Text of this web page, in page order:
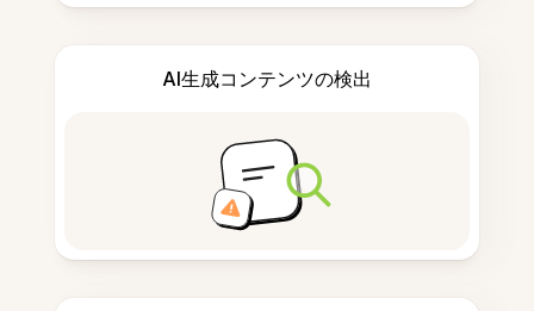
AI生成コンテンツの検出